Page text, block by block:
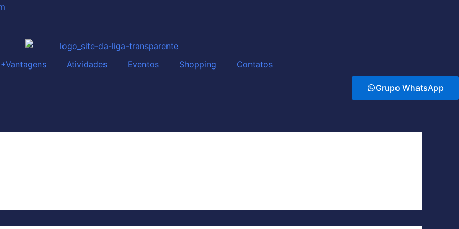
+Vantagens Atividades Eventos Shopping Contatos
Grupo WhatsApp